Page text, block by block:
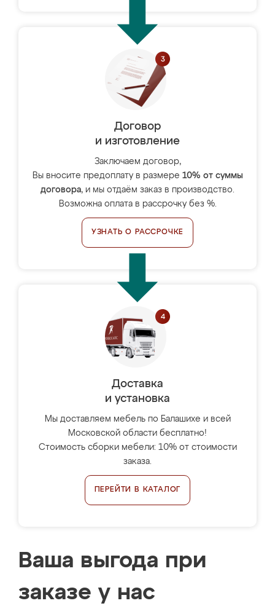
Договор
и изготовление
Заключаем договор,
Вы вносите предоплату в размере 10% от суммы
договора, и мы отдаём заказ в производство.
Возможна оплата в рассрочку без %.
УЗНАТЬ О РАССРОЧКЕ
Доставка
и установка
Мы доставляем мебель по Балашихе и всей
Московской области бесплатно!
Стоимость сборки мебели: 10% от стоимости
заказа.
ПЕРЕЙТИ В КАТАЛОГ
Ваша выгода при
заказе у нас